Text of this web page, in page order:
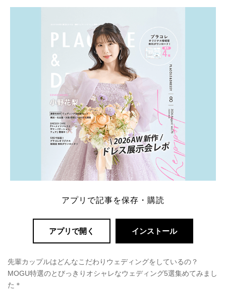
一番お得？」「プラコレの特典は？」といった疑問も
解決します。 まずは診断で候補を絞れる「ウェディ
ング診断」か、体験型 […]続きを読む
アプリで記事を保存・購読
アプリで開く インストール
先輩カップルはどんなこだわりウェディングをしているの？
MOGU特選のとびっきりオシャレなウェディング5選集めてみまし
た＊